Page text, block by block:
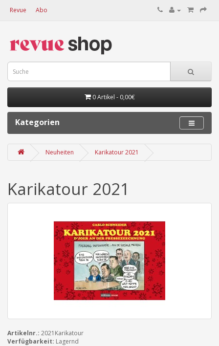
Revue Abo
0 Artikel - 0,00€
Kategorien
Neuheiten Karikatour 2021
Karikatour 2021
Artikelnr.: 2021Karikatour
Verfügbarkeit: Lagernd